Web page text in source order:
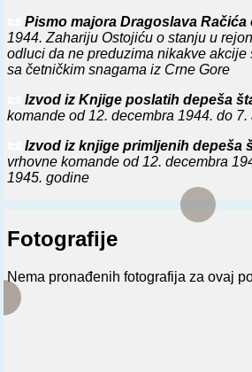
Pismo majora Dragoslava Račića
1944. Zahariju Ostojiću o stanju u
odluci da ne preduzima nikakve akcije
sa četničkim snagama iz Crne Gore
Izvod iz Knjige poslatih depeša
komande od 12. decembra 1944. do
Izvod iz knjige primljenih depeša
vrhovne komande od 12. decembra
1945. godine
Fotografije
Nema pronađenih fotografija za ovaj